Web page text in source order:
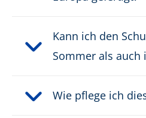
Gewicht pro Schuh:
Kann ich den
Sommer als auch
Wie pflege ich